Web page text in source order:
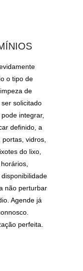
o tipo de
de
solicitado
integrar,
definido, a
vidros,
do lixo,
não perturbar
Agende já
perfeita.